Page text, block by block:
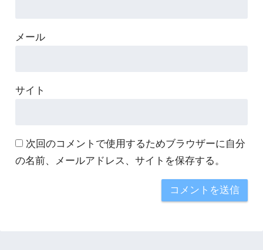
メール
サイト
次回のコメントで使用するためブラウザーに自分
の名前、メールアドレス、サイトを保存する。